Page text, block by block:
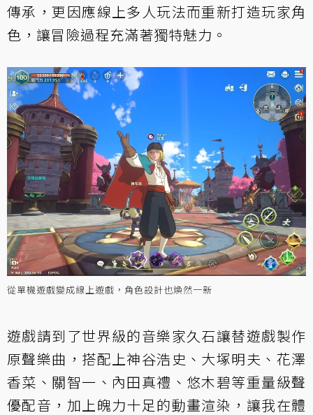
傳承，更因應線上多人玩法而重新打造玩家角
色，讓冒險過程充滿著獨特魅力。
從單機遊戲變成線上遊戲，角色設計也煥然一新
遊戲請到了世界級的音樂家久石讓替遊戲製作
原聲樂曲，搭配上神谷浩史、大塚明夫、花澤
香菜、關智一、內田真禮、悠木碧等重量級聲
優配音，加上魄力十足的動畫渲染，讓我在體